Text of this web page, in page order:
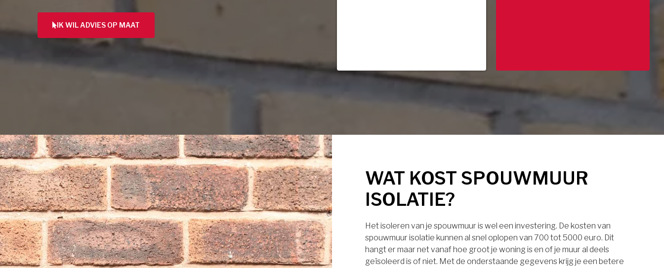
IK WIL ADVIES OP MAAT
WAT KOST SPOUWMUUR
ISOLATIE?
Het isoleren van je spouwmuur is wel een investering. De kosten van
spouwmuur isolatie kunnen al snel oplopen van 700 tot 5000 euro. Dit
hangt er maar net vanaf hoe groot je woning is en of je muur al deels
geïsoleerd is of niet. Met de onderstaande gegevens krijg je een betere